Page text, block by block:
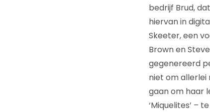
bedrijf Brud,
hiervan in
Skeeter, een
Brown en
gegenereerd
niet om allerlei
gaan om haar
‘Miquelites’ –